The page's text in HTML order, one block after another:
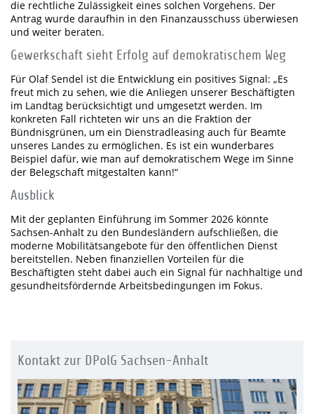
die rechtliche Zulässigkeit eines solchen Vorgehens. Der
Antrag wurde daraufhin in den Finanzausschuss überwiesen
und weiter beraten.
Gewerkschaft sieht Erfolg auf demokratischem Weg
Für Olaf Sendel ist die Entwicklung ein positives Signal: „Es
freut mich zu sehen, wie die Anliegen unserer Beschäftigten
im Landtag berücksichtigt und umgesetzt werden. Im
konkreten Fall richteten wir uns an die Fraktion der
Bündnisgrünen, um ein Dienstradleasing auch für Beamte
unseres Landes zu ermöglichen. Es ist ein wunderbares
Beispiel dafür, wie man auf demokratischem Wege im Sinne
der Belegschaft mitgestalten kann!“
Ausblick
Mit der geplanten Einführung im Sommer 2026 könnte
Sachsen-Anhalt zu den Bundesländern aufschließen, die
moderne Mobilitätsangebote für den öffentlichen Dienst
bereitstellen. Neben finanziellen Vorteilen für die
Beschäftigten steht dabei auch ein Signal für nachhaltige und
gesundheitsfördernde Arbeitsbedingungen im Fokus.
Kontakt zur DPolG Sachsen-Anhalt